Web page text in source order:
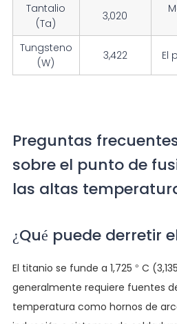
Tantalio
(Ta)
3,020
Tungsteno
(W)
3,422 El
Preguntas
sobre el punto de
las altas
¿Qué puede derretir
El titanio se funde a 1,725 ° C
generalmente requiere fuentes
temperatura como hornos de